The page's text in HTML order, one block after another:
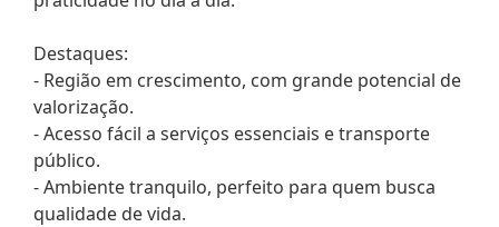
Destaques:
- Região em crescimento, com grande potencial de
valorização.
- Acesso fácil a serviços essenciais e transporte
público.
- Ambiente tranquilo, perfeito para quem busca
qualidade de vida.